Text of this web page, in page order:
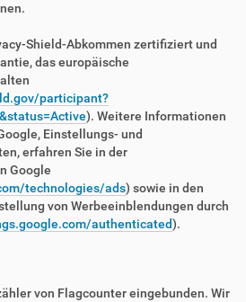
Shield-Abkommen zertifiziert und
das europäische
participant?
). Weitere Informationen
Einstellungs- und
erfahren Sie in der
Google
technologies/ads) sowie in den
von Werbeeinblendungen durch
authenticated).
von Flagcounter eingebunden. Wir